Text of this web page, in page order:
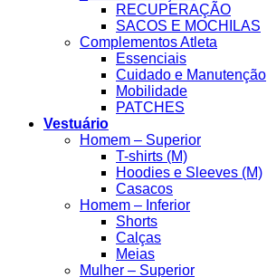
RECUPERAÇÃO
SACOS E MOCHILAS
Complementos Atleta
Essenciais
Cuidado e Manutenção
Mobilidade
PATCHES
Vestuário
Homem – Superior
T-shirts (M)
Hoodies e Sleeves (M)
Casacos
Homem – Inferior
Shorts
Calças
Meias
Mulher – Superior